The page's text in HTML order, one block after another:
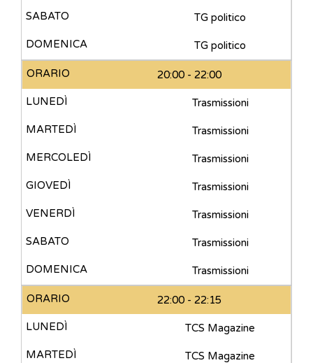
TG politico
TG politico
20:00 - 22:00
Trasmissioni
Trasmissioni
Trasmissioni
Trasmissioni
Trasmissioni
Trasmissioni
Trasmissioni
22:00 - 22:15
TCS Magazine
TCS Magazine